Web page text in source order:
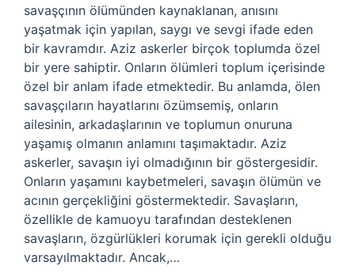
savaşçının ölümünden kaynaklanan, anısını
yaşatmak için yapılan, saygı ve sevgi ifade eden
bir kavramdır. Aziz askerler birçok toplumda özel
bir yere sahiptir. Onların ölümleri toplum içerisinde
özel bir anlam ifade etmektedir. Bu anlamda, ölen
savaşçıların hayatlarını özümsemiş, onların
ailesinin, arkadaşlarının ve toplumun onuruna
yaşamış olmanın anlamını taşımaktadır. Aziz
askerler, savaşın iyi olmadığının bir göstergesidir.
Onların yaşamını kaybetmeleri, savaşın ölümün ve
acının gerçekliğini göstermektedir. Savaşların,
özellikle de kamuoyu tarafından desteklenen
savaşların, özgürlükleri korumak için gerekli olduğu
varsayılmaktadır. Ancak,…